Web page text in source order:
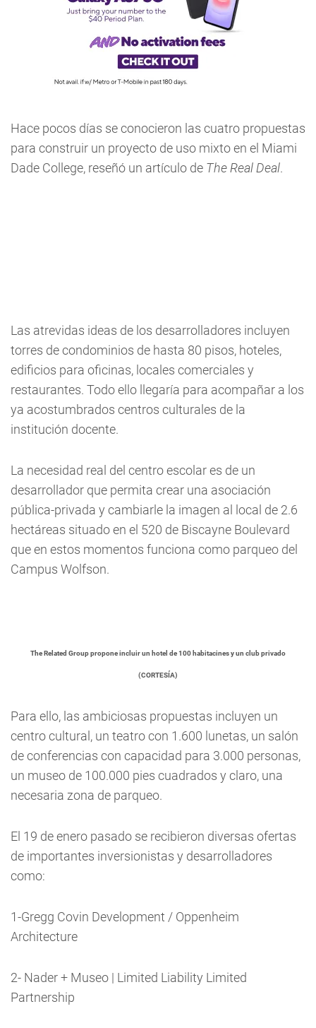
Hace pocos días se conocieron las cuatro propuestas
para construir un proyecto de uso mixto en el Miami
Dade College, reseñó un artículo de The Real Deal.
Las atrevidas ideas de los desarrolladores incluyen
torres de condominios de hasta 80 pisos, hoteles,
edificios para oficinas, locales comerciales y
restaurantes. Todo ello llegaría para acompañar a los
ya acostumbrados centros culturales de la
institución docente.
La necesidad real del centro escolar es de un
desarrollador que permita crear una asociación
pública-privada y cambiarle la imagen al local de 2.6
hectáreas situado en el 520 de Biscayne Boulevard
que en estos momentos funciona como parqueo del
Campus Wolfson.
The Related Group propone incluir un hotel de 100 habitacines y un club privado
(CORTESÍA)
Para ello, las ambiciosas propuestas incluyen un
centro cultural, un teatro con 1.600 lunetas, un salón
de conferencias con capacidad para 3.000 personas,
un museo de 100.000 pies cuadrados y claro, una
necesaria zona de parqueo.
El 19 de enero pasado se recibieron diversas ofertas
de importantes inversionistas y desarrolladores
como:
1-Gregg Covin Development / Oppenheim
Architecture
2- Nader + Museo | Limited Liability Limited
Partnership